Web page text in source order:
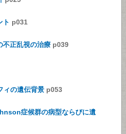
ト p031
不正乱視の治療 p039
ィの遺伝背景 p053
症候群の病型ならびに遺